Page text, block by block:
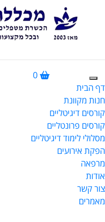
0
דף הבית
חנות מקוונת
קורסים דיגיטליים
קורסים פרונטליים
מסלולי לימוד דיגיטליים
הפקת אירועים
מרפאה
אודות
צור קשר
מאמרים